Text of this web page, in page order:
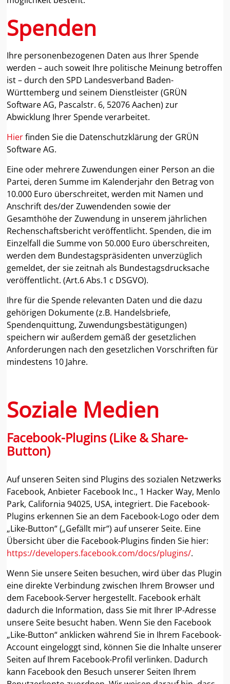
Spenden
Ihre personenbezogenen Daten aus Ihrer Spende
werden – auch soweit Ihre politische Meinung betroffen
ist – durch den SPD Landesverband Baden-
Württemberg und seinem Dienstleister (GRÜN
Software AG, Pascalstr. 6, 52076 Aachen) zur
Abwicklung Ihrer Spende verarbeitet.
Hierfinden Sie die Datenschutzklärung der GRÜN
Software AG.
Eine oder mehrere Zuwendungen einer Person an die
Partei, deren Summe im Kalenderjahr den Betrag von
10.000 Euro überschreitet, werden mit Namen und
Anschrift des/der Zuwendenden sowie der
Gesamthöhe der Zuwendung in unserem jährlichen
Rechenschaftsbericht veröffentlicht. Spenden, die im
Einzelfall die Summe von 50.000 Euro überschreiten,
werden dem Bundestagspräsidenten unverzüglich
gemeldet, der sie zeitnah als Bundestagsdrucksache
veröffentlicht. (Art.6 Abs.1 c DSGVO).
Ihre für die Spende relevanten Daten und die dazu
gehörigen Dokumente (z.B. Handelsbriefe,
Spendenquittung, Zuwendungsbestätigungen)
speichern wir außerdem gemäß der gesetzlichen
Anforderungen nach den gesetzlichen Vorschriften für
mindestens 10 Jahre.
Soziale Medien
Facebook-Plugins (Like & Share-
Button)
Auf unseren Seiten sind Plugins des sozialen Netzwerks
Facebook, Anbieter Facebook Inc., 1 Hacker Way, Menlo
Park, California 94025, USA, integriert. Die Facebook-
Plugins erkennen Sie an dem Facebook-Logo oder dem
„Like-Button“ („Gefällt mir“) auf unserer Seite. Eine
Übersicht über die Facebook-Plugins finden Sie hier:
https://developers.facebook.com/docs/plugins/.
Wenn Sie unsere Seiten besuchen, wird über das Plugin
eine direkte Verbindung zwischen Ihrem Browser und
dem Facebook-Server hergestellt. Facebook erhält
dadurch die Information, dass Sie mit Ihrer IP-Adresse
unsere Seite besucht haben. Wenn Sie den Facebook
„Like-Button“ anklicken während Sie in Ihrem Facebook-
Account eingeloggt sind, können Sie die Inhalte unserer
Seiten auf Ihrem Facebook-Profil verlinken. Dadurch
kann Facebook den Besuch unserer Seiten Ihrem